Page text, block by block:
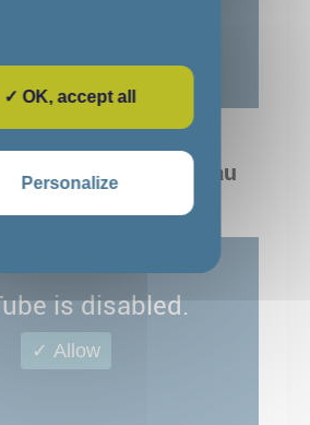
La réhabilitation
et la pair-aidance au
is disabled.
✓ Allow
✓ OK, accept all
Personalize